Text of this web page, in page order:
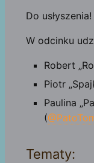
Do usłyszenia!
W odcinku
Robert
Piotr
Paulina
(
Tematy: